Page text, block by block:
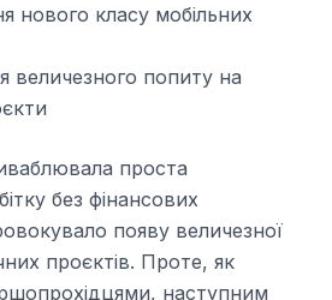
нового класу мобільних
величезного попиту на
проста
без фінансових
появу величезної
проєктів. Проте, як
наступним